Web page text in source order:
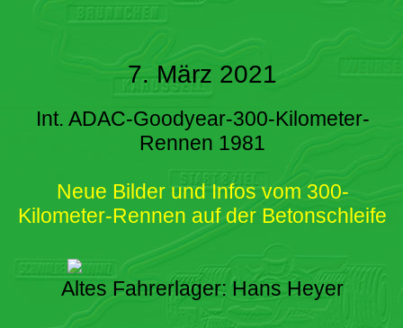
7. März 2021
Int. ADAC-Goodyear-300-Kilometer-
Rennen 1981
Neue Bilder und Infos vom 300-
Kilometer-Rennen auf der Betonschleife
Altes Fahrerlager: Hans Heyer